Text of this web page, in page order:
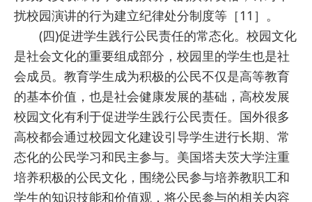
扰校园演讲的行为建立纪律处分制度等［11］。
(四)促进学生践行公民责任的常态化。校园文化
是社会文化的重要组成部分，校园里的学生也是社
会成员。教育学生成为积极的公民不仅是高等教育
的基本价值，也是社会健康发展的基础，高校发展
校园文化有利于促进学生践行公民责任。国外很多
高校都会通过校园文化建设引导学生进行长期、常
态化的公民学习和民主参与。美国塔夫茨大学注重
培养积极的公民文化，围绕公民参与培养教职工和
学生的知识技能和价值观，将公民参与的相关内容